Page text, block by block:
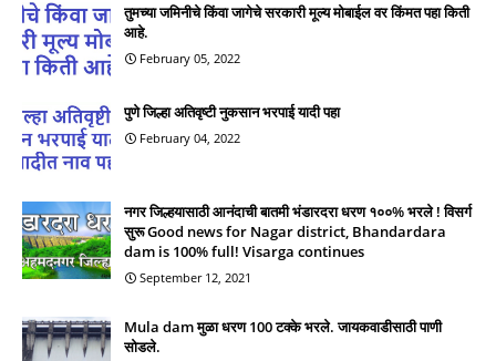
तुमच्या जमिनीचे किंवा जागेचे सरकारी मूल्य मोबाईल वर किंमत पहा किती
आहे.
February 05, 2022
पुणे जिल्हा अतिवृष्टी नुकसान भरपाई यादी पहा
February 04, 2022
नगर जिल्हयासाठी आनंदाची बातमी भंडारदरा धरण १००% भरले ! विसर्ग
सुरू Good news for Nagar district, Bhandardara
dam is 100% full! Visarga continues
September 12, 2021
Mula dam मुळा धरण 100 टक्के भरले. जायकवाडीसाठी पाणी
सोडले.